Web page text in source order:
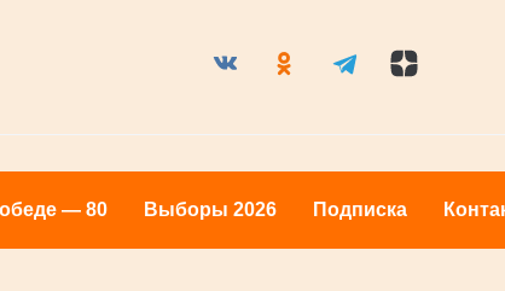
Победе — 80 Выборы 2026 Подписка